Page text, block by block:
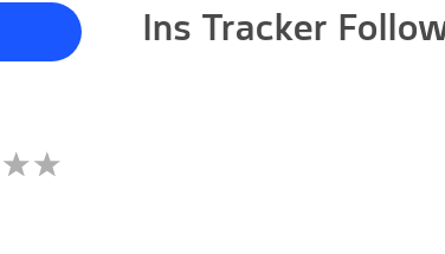
Ins Tracker